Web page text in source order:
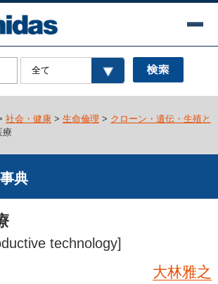
社会・健康> 生命倫理 > クローン・遺伝・生殖と
療
典
technology]
大林雅之